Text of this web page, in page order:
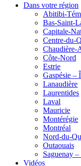
Dans votre région
Abitibi-
Bas-Saint-
Capitale-
Centre-du-
Chaudière-
Côte-Nord
Estrie
Gaspésie –
Lanaudière
Laurentides
Laval
Mauricie
Montérégie
Montréal
Nord-du-
Outaouais
Saguenay
Vidéos